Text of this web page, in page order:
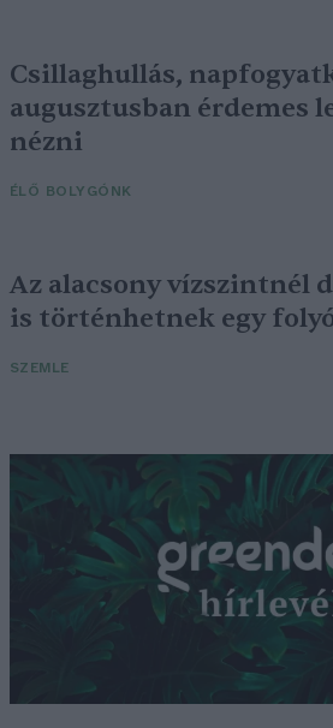
Csillaghullás,
augusztusban érdemes
nézni
ÉLŐ BOLYGÓNK
Az alacsony vízszintnél
is történhetnek egy
SZEMLE